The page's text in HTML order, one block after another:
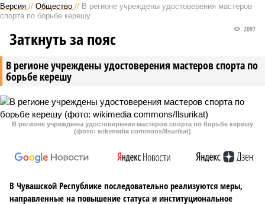
Версия // Общество // В регионе учреждены удостоверения мастеров
спорта по борьбе керешу
В регионе учреждены удостоверения мастеров спорта по
борьбе керешу
2097
Заткнуть за пояс
В регионе учреждены удостоверения мастеров спорта по борьбе керешу
(фото: wikimedia commons/Ilsurikat)
В Чувашской Республике последовательно реализуются меры,
направленные на повышение статуса и институциональное